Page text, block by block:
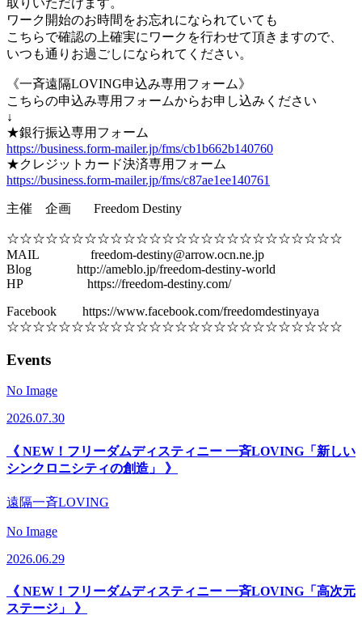
ワーク開始のお時間をお忘れになられていても
こちらで確認の上確実にワークを行わせて頂きますので、
いつも通りお過ごしになられてください。
《一斉遠隔LOVING申込み専用フォーム》
こちらの申込み専用フォームからお申し込みください
↓
★銀行振込専用フォーム
https://business.form-mailer.jp/fms/cb1b662b140760
★クレジットカード決済専用フォーム
https://business.form-mailer.jp/fms/c87ae1ee140761
主催 企画 Freedom Destiny
☆☆☆☆☆☆☆☆☆☆☆☆☆☆☆☆☆☆☆☆☆☆☆☆☆☆
MAIL freedom-destiny@arrow.ocn.ne.jp
Blog http://ameblo.jp/freedom-destiny-world
HP https://freedom-destiny.com/
Facebook https://www.facebook.com/freedomdestinyaya
☆☆☆☆☆☆☆☆☆☆☆☆☆☆☆☆☆☆☆☆☆☆☆☆☆☆
Events
No Image
2026.07.30
《 NEW！フリーダムディスティニー 一斉LOVING「新しい
シンクロニシティの創造」 》
遠隔一斉LOVING
No Image
2026.06.29
《 NEW！フリーダムディスティニー 一斉LOVING「高次元
ステージ」 》